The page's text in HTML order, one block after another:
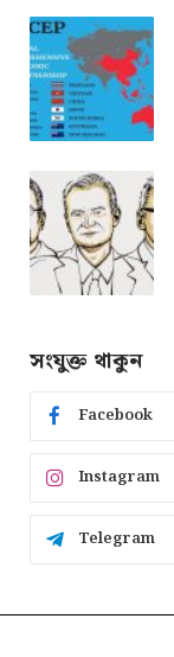
সংযুক্ত থাকুন
Facebook
Instagram
Telegram